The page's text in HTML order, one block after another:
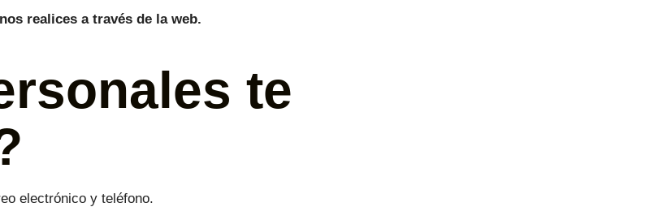
realices a través de la web.
te
electrónico y teléfono.